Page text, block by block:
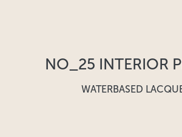
NO_25 INTERIOR
WATERBASED